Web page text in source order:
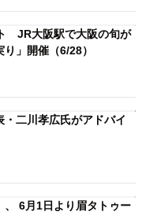
JR大阪駅で大阪の旬が
」開催（6/28）
二川孝広氏がアドバイ
、 6月1日より眉タトゥー